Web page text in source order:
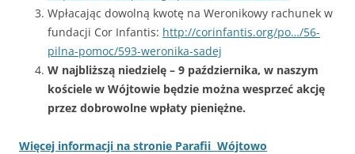
Wpłacając dowolną kwotę na Weronikowy rachunek w
fundacji Cor Infantis: http://corinfantis.org/po…/56-
pilna-pomoc/593-weronika-sadej
W najbliższą niedzielę – 9 października, w naszym
kościele w Wójtowie będzie można wesprzeć akcję
przez dobrowolne wpłaty pieniężne.
Więcej informacji na stronie Parafii Wójtowo